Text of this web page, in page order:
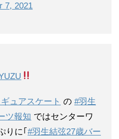
7, 2021
ュアスケート の #羽生
ツ報知 ではセンターワ
りに｢ #羽生結弦27歳バー